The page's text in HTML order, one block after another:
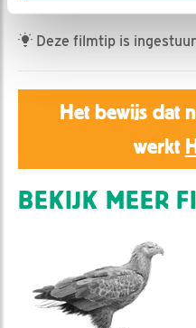
Deze filmtip is
Het bewijs dat
werkt
BEKIJK MEER